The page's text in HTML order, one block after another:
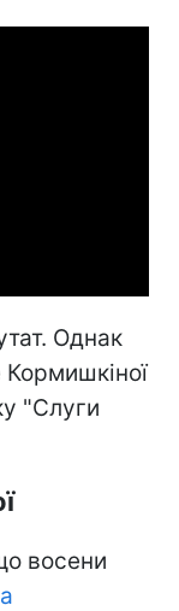
Однак
"Слуги
восени